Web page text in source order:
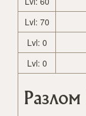
Lvl: 70
Lvl: 0
Lvl: 0